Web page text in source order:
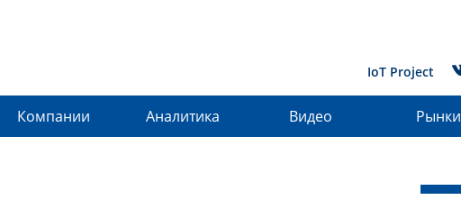
IoT Project
Компании Аналитика Видео Рынки